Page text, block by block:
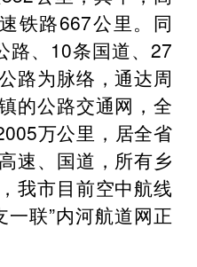
铁路667公里。同
路、10条国道、27
路为脉络，通达周
的公路交通网，全
万公里，居全省
速、国道，所有乡
我市目前空中航线
联”内河航道网正